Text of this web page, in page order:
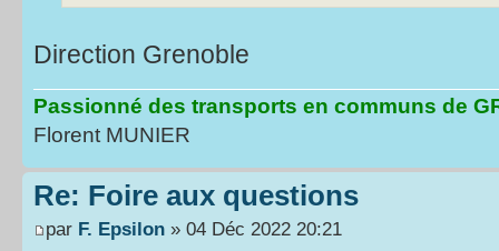
Direction Grenoble
Passionné des transports en communs de
Florent MUNIER
Re: Foire aux questions
par F. Epsilon » 04 Déc 2022 20:21